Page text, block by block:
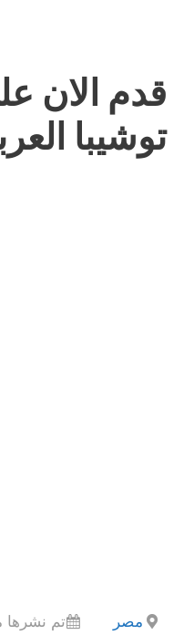
قدم الان
توشيبا العربي
مصر تم نشرها منذ 3